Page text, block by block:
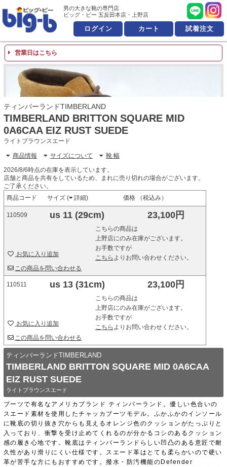
男の大きな靴の専門店 ビッ
男の大きな靴の専門店
ビッグ・ビー 五反田本店・上野店
ログイン カート 試着注文
営業日はこちら
ティンバーランドTIMBERLAND
TIMBERLAND BRITTON SQUARE MID
0A6CAA EIZ RUST SUEDE
ライトブラウンスエード
商品情報 サイズについて 靴 幅
ブーツで有名なアメリカブランド ティンバーランド。優しい色合いの
スエード素材を使用したチャッカブーツモデル。ふかふかのインソール
に靴底の切り抜き穴からも見えるオレンジ色のクッションがたっぷりと
入っており、衝撃を受け止めてくれるのが分かるコシのあるクッション
感の履き心地です。靴底はティンバーランドらしい凹凸のある意匠で耐
久性があり滑りにくい仕様です。スエード革はとても柔らかいので硬い
革が苦手な方にもおすすめです。撥水・防汚機能のDefender
ティンバーランドTIMBERLAND
TIMBERLAND BRITTON SQUARE MID 0A6CAA
EIZ RUST SUEDE
ライトブラウンスエード
2026/8/6時点の在庫を表示しています。
店舗と商品を共有をしているため、まれに売り切れの場合がございます。
ご了承ください。
商品コード
サイズ ( 詳細) 価格 （税込み）
110509 us 11 (29cm) 23,100円
こちらの商品は
上野店にのみ在庫がございます。
お手数ですが
こちら よりお問い合わせください。
お気に入り追加
この商品を問い合わせる
110511 us 13 (31cm) 23,100円
こちらの商品は
上野店にのみ在庫がございます。
お手数ですが
こちら よりお問い合わせください。
お気に入り追加
この商品を問い合わせる